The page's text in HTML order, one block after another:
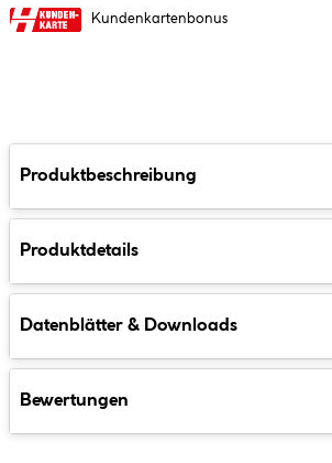
Kundenkartenbonus
Produktbeschreibung
Produktdetails
Datenblätter & Downloads
Bewertungen